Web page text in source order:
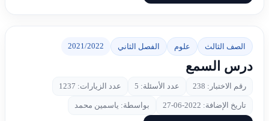
الصف الثالث علوم الفصل الثاني 2021/2022
درس السمع
رقم الاختبار: 238 عدد الأسئلة: 5 عدد الزيارات: 1237
تاريخ الإضافة: 2022-06-27 بواسطة: ياسمين محمد